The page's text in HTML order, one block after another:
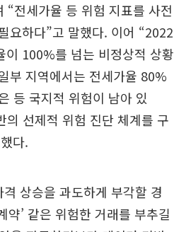
“전세가율 등 위험 지표를 사전
요하다”고 말했다. 이어 “2022
이 100%를 넘는 비정상적 상황
부 지역에서는 전세가율 80%
등 국지적 위험이 남아 있
의 선제적 위험 진단 체계를 구
다.
상승을 과도하게 부각할 경
’ 같은 위험한 거래를 부추길